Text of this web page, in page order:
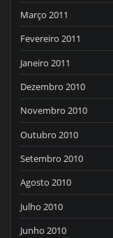
Março 2011
Fevereiro 2011
Janeiro 2011
Dezembro 2010
Novembro 2010
Outubro 2010
Setembro 2010
Agosto 2010
Julho 2010
Junho 2010